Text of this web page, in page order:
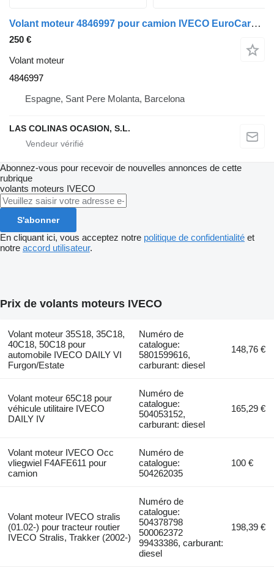
Volant moteur 4846997 pour camion IVECO EuroCargo 05.03 ->
250 €
Volant moteur
4846997
Espagne, Sant Pere Molanta, Barcelona
LAS COLINAS OCASION, S.L.
Abonnez-vous pour recevoir de nouvelles annonces de cette
rubrique
volants moteurs IVECO
S'abonner
En cliquant ici, vous acceptez notre politique de confidentialité et
notre accord utilisateur.
Prix de volants moteurs IVECO
Volant moteur 35S18, 35C18,
40C18, 50C18 pour
automobile IVECO DAILY VI
Furgon/Estate
Numéro de
catalogue:
5801599616,
carburant: diesel
148,76 €
Volant moteur 65C18 pour
véhicule utilitaire IVECO
DAILY IV
Numéro de
catalogue:
504053152,
carburant: diesel
165,29 €
Volant moteur IVECO Occ
vliegwiel F4AFE611 pour
camion
Numéro de
catalogue:
504262035
100 €
Volant moteur IVECO stralis
(01.02-) pour tracteur routier
IVECO Stralis, Trakker (2002-)
Numéro de
catalogue:
504378798
500062372
99433386, carburant:
diesel
198,39 €